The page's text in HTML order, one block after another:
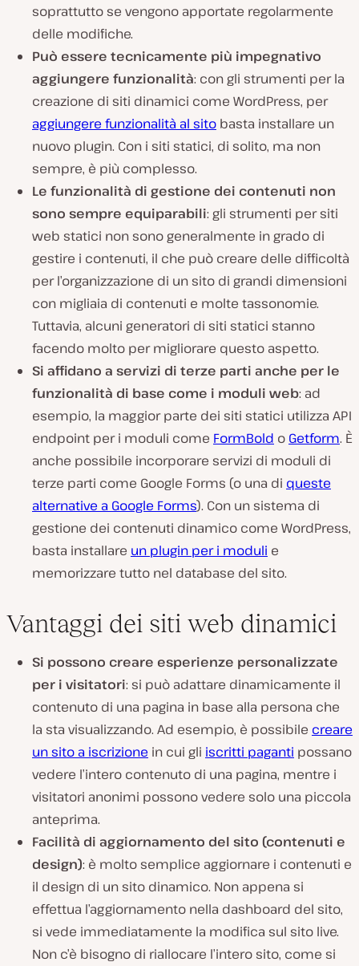
soprattutto se vengono apportate regolarmente
delle modifiche.
Può essere tecnicamente più impegnativo
aggiungere funzionalità: con gli strumenti per la
creazione di siti dinamici come WordPress, per
aggiungere funzionalità al sito basta installare un
nuovo plugin. Con i siti statici, di solito, ma non
sempre, è più complesso.
Le funzionalità di gestione dei contenuti non
sono sempre equiparabili: gli strumenti per siti
web statici non sono generalmente in grado di
gestire i contenuti, il che può creare delle difficoltà
per l’organizzazione di un sito di grandi dimensioni
con migliaia di contenuti e molte tassonomie.
Tuttavia, alcuni generatori di siti statici stanno
facendo molto per migliorare questo aspetto.
Si affidano a servizi di terze parti anche per le
funzionalità di base come i moduli web: ad
esempio, la maggior parte dei siti statici utilizza API
endpoint per i moduli come FormBold o Getform. È
anche possibile incorporare servizi di moduli di
terze parti come Google Forms (o una di queste
alternative a Google Forms). Con un sistema di
gestione dei contenuti dinamico come WordPress,
basta installare un plugin per i moduli e
memorizzare tutto nel database del sito.
Vantaggi dei siti web dinamici
Si possono creare esperienze personalizzate
per i visitatori: si può adattare dinamicamente il
contenuto di una pagina in base alla persona che
la sta visualizzando. Ad esempio, è possibile creare
un sito a iscrizione in cui gli iscritti paganti possano
vedere l’intero contenuto di una pagina, mentre i
visitatori anonimi possono vedere solo una piccola
anteprima.
Facilità di aggiornamento del sito (contenuti e
design): è molto semplice aggiornare i contenuti e
il design di un sito dinamico. Non appena si
effettua l’aggiornamento nella dashboard del sito,
si vede immediatamente la modifica sul sito live.
Non c’è bisogno di riallocare l’intero sito, come si